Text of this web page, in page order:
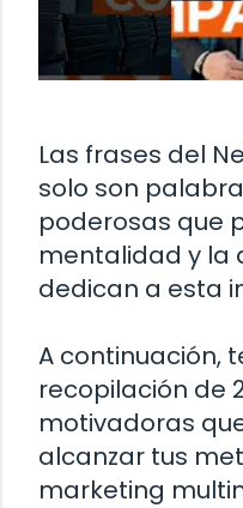
Las frases del
solo son
poderosas que
mentalidad y la
dedican a esta
A continuación,
recopilación de
motivadoras
alcanzar tus
marketing